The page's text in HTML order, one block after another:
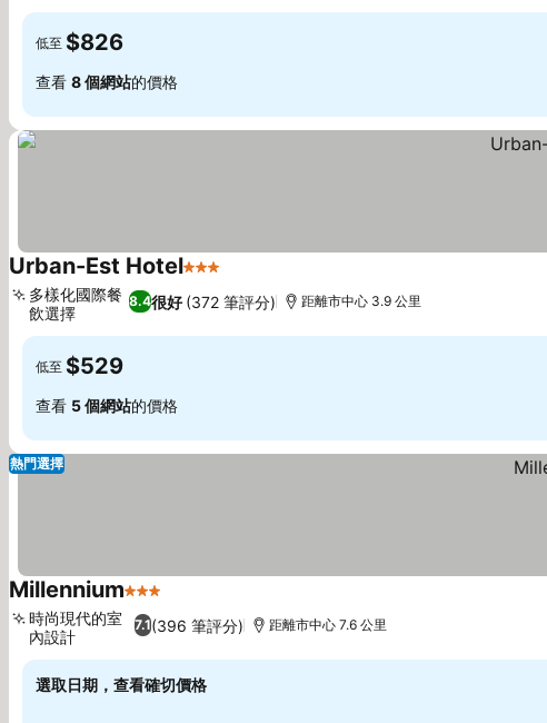
低至 $826
查看 8 個網站的價格
Urban-Est Hotel3 星級
8.4很好 (372 筆評分)
多樣化國際餐
飲選擇
距離市中心 3.9 公里
低至 $529
查看 5 個網站的價格
熱門選擇
Millennium3 星級
7.1(396 筆評分)
時尚現代的室
內設計
距離市中心 7.6 公里
選取日期，查看確切價格